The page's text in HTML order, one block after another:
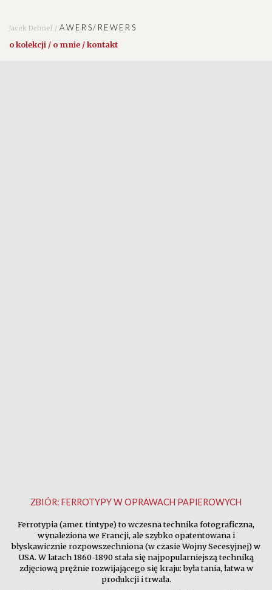
Jacek Dehnel /AWERS/REWERS
o kolekcji / o mnie / kontakt
ZBIÓR: FERROTYPY W OPRAWACH PAPIEROWYCH
Ferrotypia (amer. tintype) to wczesna technika fotograficzna,
wynaleziona we Francji, ale szybko opatentowana i
błyskawicznie rozpowszechniona (w czasie Wojny Secesyjnej) w
USA. W latach 1860-1890 stała się najpopularniejszą techniką
zdjęciową prężnie rozwijającego się kraju: była tania, łatwa w
produkcji i trwała.